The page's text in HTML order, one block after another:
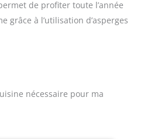
de profiter toute l’année
grâce à l’utilisation d’asperges
nécessaire pour ma